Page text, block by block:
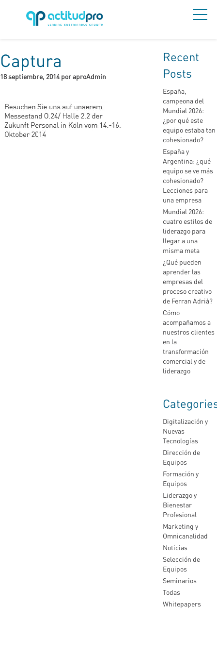
Captura
18 septiembre, 2014 por aproAdmin
Recent
Posts
España,
campeona del
Mundial 2026:
¿por qué este
equipo estaba tan
cohesionado?
España y
Argentina: ¿qué
equipo se ve más
cohesionado?
Lecciones para
una empresa
Mundial 2026:
cuatro estilos de
liderazgo para
llegar a una
misma meta
¿Qué pueden
aprender las
empresas del
proceso creativo
de Ferran Adrià?
Cómo
acompañamos a
nuestros clientes
en la
transformación
comercial y de
liderazgo
Digitalización y
Nuevas
Tecnologías
Dirección de
Equipos
Formación y
Equipos
Liderazgo y
Bienestar
Profesional
Marketing y
Omnicanalidad
Noticias
Selección de
Equipos
Seminarios
Todas
Whitepapers